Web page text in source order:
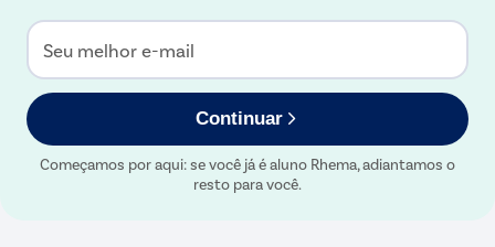
Seu melhor e-mail
Continuar
Começamos por aqui: se você já é aluno Rhema, adiantamos o
resto para você.